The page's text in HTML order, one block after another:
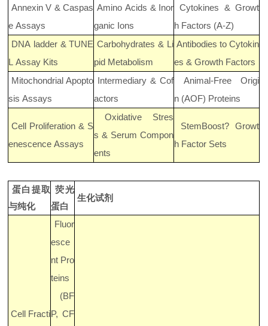
Annexin V &Caspas
e Assays
Amino Acids & Inor
ganic Ions
Cytokines & Growt
h Factors (A-Z)
DNA ladder & TUNE
L Assay Kits
Carbohydrates & Li
pid Metabolism
Antibodies to Cytokin
es & Growth Factors
Mitochondrial Apopto
sis Assays
Intermediary &Cof
actors
Animal-Free Origi
n (AOF) Proteins
Cell Proliferation & S
enescence Assays
Oxidative Stres
s & Serum Compon
ents
StemBoost? Growt
h Factor Sets
蛋白提取
与纯化
荧光
蛋白
生化试剂
Cell Fracti
Fluor
esce
nt Pro
teins
(BF
P, CF